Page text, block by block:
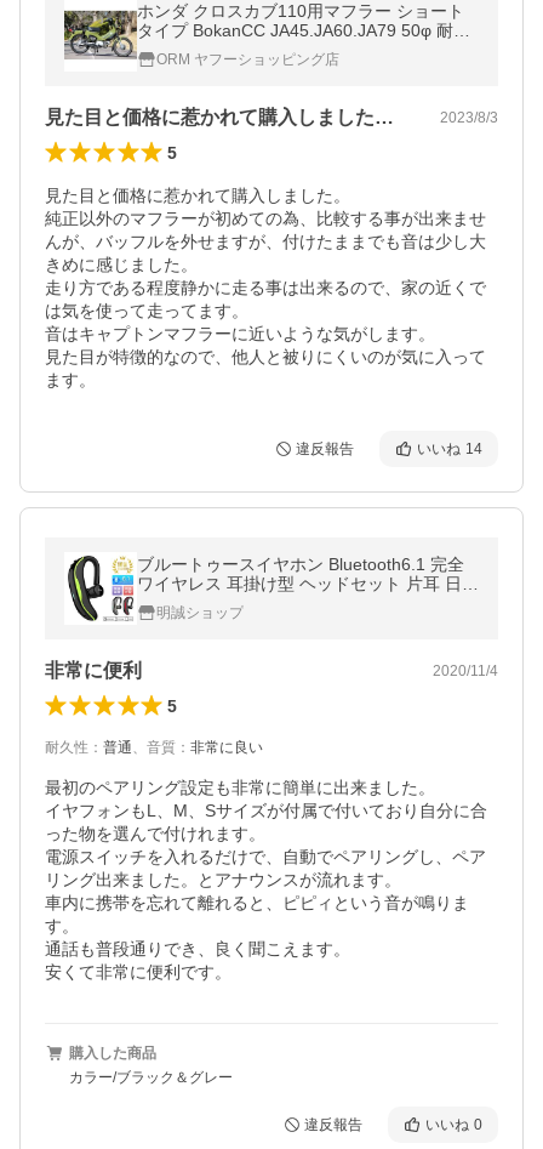
ホンダ クロスカブ110用マフラー ショート
タイプ BokanCC JA45.JA60.JA79 50φ 耐熱
ブラック CC110 ボカン マフラー
ORM ヤフーショッピング店
見た目と価格に惹かれて購入しました。純… 2023/8/3
5
見た目と価格に惹かれて購入しました。
純正以外のマフラーが初めての為、比較する事が出来ませ
んが、バッフルを外せますが、付けたままでも音は少し大
きめに感じました。
走り方である程度静かに走る事は出来るので、家の近くで
は気を使って走ってます。
音はキャプトンマフラーに近いような気がします。
見た目が特徴的なので、他人と被りにくいのが気に入って
ます。
違反報告 いいね 14
ブルートゥースイヤホン Bluetooth6.1 完全
ワイヤレス 耳掛け型 ヘッドセット 片耳 日本
語音声通知 180°回転 超長待機 左右耳兼用
【PL保険加入済み製品・安心】
明誠ショップ
非常に便利 2020/11/4
5
耐久性 ： 普通、 音質 ： 非常に良い
最初のペアリング設定も非常に簡単に出来ました。
イヤフォンもL、M、Sサイズが付属で付いており自分に合
った物を選んで付けれます。
電源スイッチを入れるだけで、自動でペアリングし、ペア
リング出来ました。とアナウンスが流れます。
車内に携帯を忘れて離れると、ピピィという音が鳴りま
す。
通話も普段通りでき、良く聞こえます。
安くて非常に便利です。
購入した商品
カラー/ブラック＆グレー
違反報告 いいね 0